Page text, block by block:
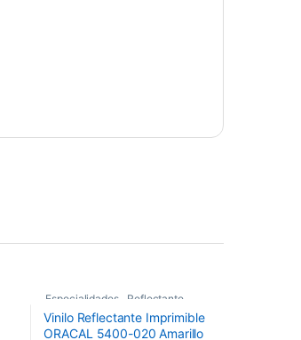
Especialidades Reflectante
Vinilos De Corte
Vinilo Reflectante Imprimible
ORACAL 5400-020 Amarillo